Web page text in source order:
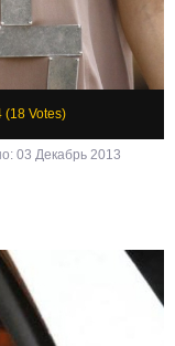
(18 Votes)
03 Декабрь 2013